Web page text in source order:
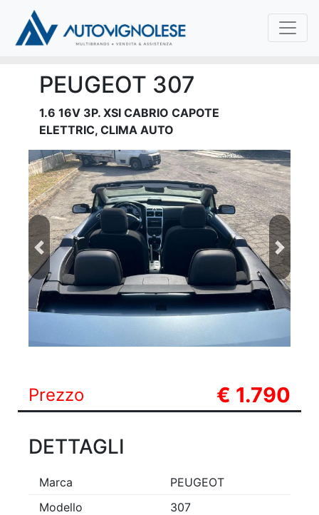
PEUGEOT 307
1.6 16V 3P. XSI CABRIO CAPOTE
ELETTRIC, CLIMA AUTO
Previous Next
Prezzo € 1.790
DETTAGLI
Marca
PEUGEOT
Modello
307